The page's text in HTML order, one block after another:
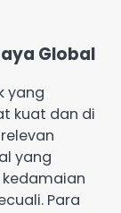
Global
yang
kuat dan di
yang
Para